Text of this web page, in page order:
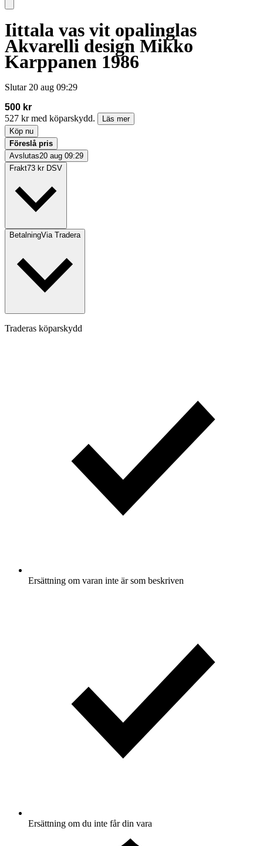
Iittala vas vit opalinglas
Akvarelli design Mikko
Karppanen 1986
Slutar 20 aug 09:29
500 kr
527 kr med köparskydd.
Läs mer
Köp nu
Föreslå pris
Avslutas20 aug 09:29
Frakt73 kr DSV
BetalningVia Tradera
Traderas köparskydd
Ersättning om varan inte är som beskriven
Ersättning om du inte får din vara